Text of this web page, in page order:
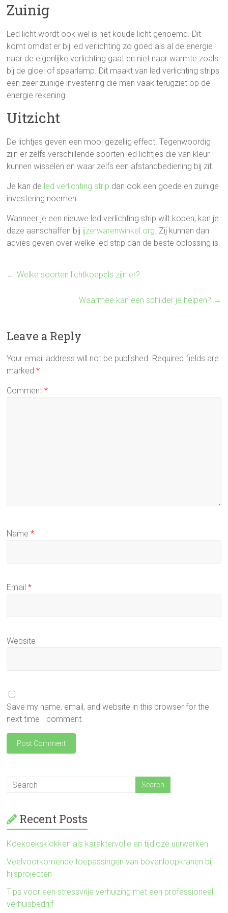
Zuinig
Led licht wordt ook wel is het koude licht genoemd. Dit
komt omdat er bij led verlichting zo goed als al de energie
naar de eigenlijke verlichting gaat en niet naar warmte zoals
bij de gloei of spaarlamp. Dit maakt van led verlichting strips
een zeer zuinige investering die men vaak terugziet op de
energie rekening.
Uitzicht
De lichtjes geven een mooi gezellig effect. Tegenwoordig
zijn er zelfs verschillende soorten led lichtjes die van kleur
kunnen wisselen en waar zelfs een afstandbediening bij zit.
Je kan de led verlichting strip dan ook een goede en zuinige
investering noemen.
Wanneer je een nieuwe led verlichting strip wilt kopen, kan je
deze aanschaffen bij ijzerwarenwinkel.org. Zij kunnen dan
advies geven over welke led strip dan de beste oplossing is.
← Welke soorten lichtkoepels zijn er?
Waarmee kan een schilder je helpen? →
Leave a Reply
Your email address will not be published. Required fields are
marked*
Comment*
Name*
Email*
Website
Save my name, email, and website in this browser for the
next time I comment.
Recent Posts
Koekoeksklokken als karaktervolle en tijdloze uurwerken
Veelvoorkomende toepassingen van bovenloopkranen bij
hijsprojecten
Tips voor een stressvrije verhuizing met een professioneel
verhuisbedrijf